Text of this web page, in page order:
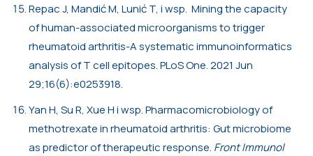
Repac J, Mandić M, Lunić T, i wsp. Mining the capacity
of human-associated microorganisms to trigger
rheumatoid arthritis-A systematic immunoinformatics
analysis of T cell epitopes. PLoS One. 2021 Jun
29;16(6):e0253918.
Yan H, Su R, Xue H i wsp. Pharmacomicrobiology of
methotrexate in rheumatoid arthritis: Gut microbiome
as predictor of therapeutic response. Front Immunol